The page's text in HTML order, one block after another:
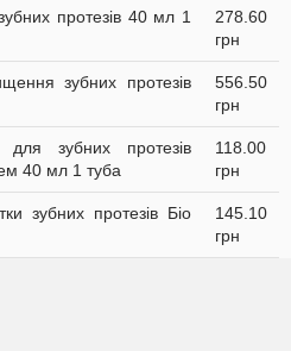
протезів 40 мл 1
278.60
грн
зубних протезів
556.50
грн
зубних протезів
40 мл 1 туба
118.00
грн
зубних протезів Біо
145.10
грн